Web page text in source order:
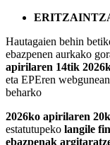
Hautagaien behin
ebazpenen aurkako
apirilaren 14tik
eta EPEren
beharko
2026ko apirilaren
estatutupeko langile
ebazpenak